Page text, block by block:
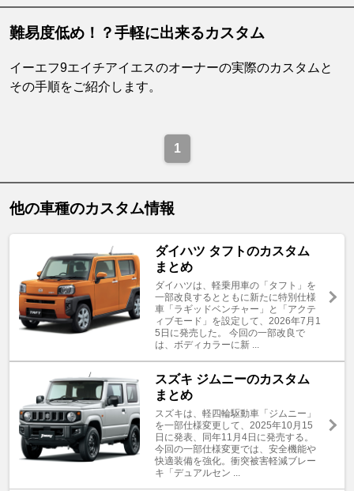
難易度低め！？手軽に出来るカスタム
イーエフ9エイチアイエスのオーナーの実際のカスタムと
その手順をご紹介します。
1
他の車種のカスタム情報
ダイハツ タフトのカスタム
まとめ
ダイハツは、軽乗用車の「タフト」を
一部改良するとともに新たに特別仕様
車「ラギッドベンチャー」と「アクテ
ィブモード」を設定して、2026年7月1
5日に発売した。 今回の一部改良で
は、ボディカラーに新 ...
スズキ ジムニーのカスタム
まとめ
スズキは、軽四輪駆動車「ジムニー」
を一部仕様変更して、2025年10月15
日に発表、同年11月4日に発売する。
今回の一部仕様変更では、安全機能や
快適装備を強化。衝突被害軽減ブレー
キ「デュアルセン ...